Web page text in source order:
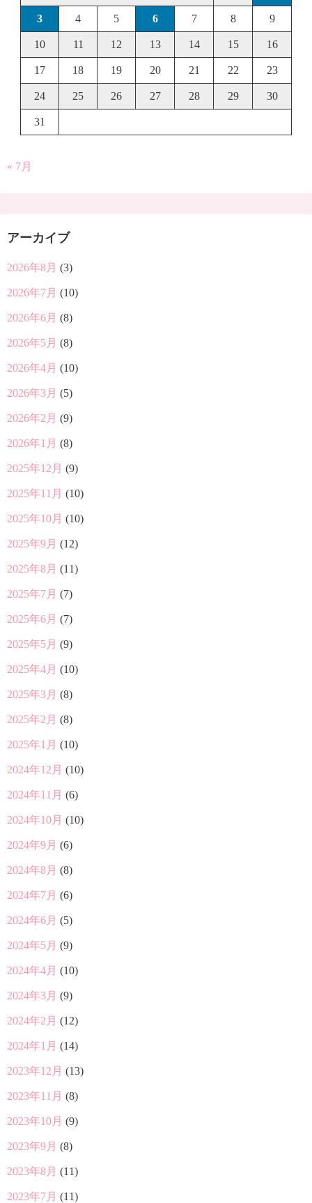
3 4 5 6 7 8 9
10 11 12 13 14 15 16
17 18 19 20 21 22 23
24 25 26 27 28 29 30
31
« 7月
アーカイブ
2026年8月 (3)
2026年7月 (10)
2026年6月 (8)
2026年5月 (8)
2026年4月 (10)
2026年3月 (5)
2026年2月 (9)
2026年1月 (8)
2025年12月 (9)
2025年11月 (10)
2025年10月 (10)
2025年9月 (12)
2025年8月 (11)
2025年7月 (7)
2025年6月 (7)
2025年5月 (9)
2025年4月 (10)
2025年3月 (8)
2025年2月 (8)
2025年1月 (10)
2024年12月 (10)
2024年11月 (6)
2024年10月 (10)
2024年9月 (6)
2024年8月 (8)
2024年7月 (6)
2024年6月 (5)
2024年5月 (9)
2024年4月 (10)
2024年3月 (9)
2024年2月 (12)
2024年1月 (14)
2023年12月 (13)
2023年11月 (8)
2023年10月 (9)
2023年9月 (8)
2023年8月 (11)
2023年7月 (11)